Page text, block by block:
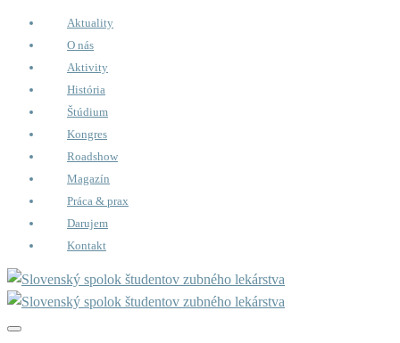
Aktuality
O nás
Aktivity
História
Štúdium
Kongres
Roadshow
Magazín
Práca & prax
Darujem
Kontakt